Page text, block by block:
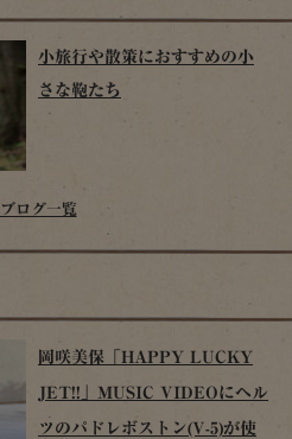
小旅行や散策におすすめの小
さな鞄たち
ブログ一覧
岡咲美保「HAPPY LUCKY
JET!!」MUSIC VIDEOにヘル
ツのパドレボストン(V-5)が使